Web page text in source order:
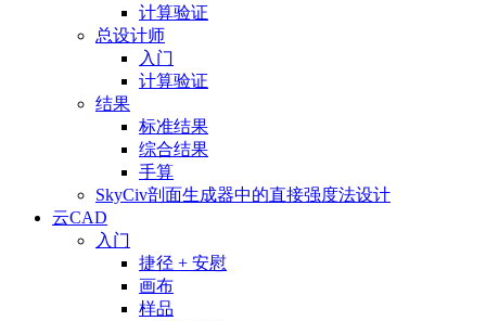
计算验证
总设计师
入门
计算验证
结果
标准结果
综合结果
手算
SkyCiv剖面生成器中的直接强度法设计
云CAD
入门
捷径 + 安慰
画布
样品